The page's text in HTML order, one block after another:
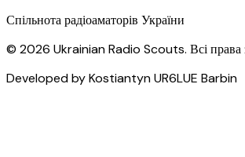
Спільнота радіоаматорів України
© 2026 Ukrainian Radio Scouts. Всі
Developed by KostiantynUR6LUE Barbin